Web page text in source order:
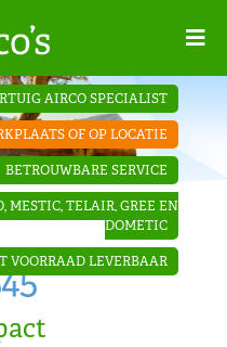
AIRCO SPECIALIST
OF OP LOCATIE
BETROUWBARE SERVICE
MESTIC, TELAIR, GREE EN
DOMETIC
VOORRAAD LEVERBAAR